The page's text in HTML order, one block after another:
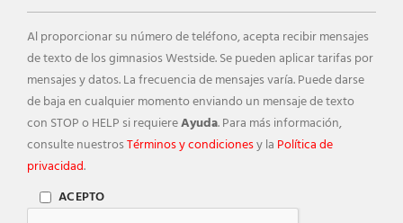
Al proporcionar su número de teléfono, acepta recibir mensajes
de texto de los gimnasios Westside. Se pueden aplicar tarifas por
mensajes y datos. La frecuencia de mensajes varía. Puede darse
de baja en cualquier momento enviando un mensaje de texto
con STOP o HELP si requiereAyuda. Para más información,
consulte nuestrosTérminos y condicionesy la Política de
privacidad.
ACEPTO